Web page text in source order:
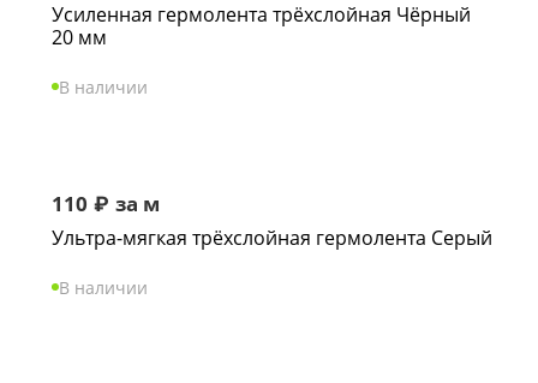
Усиленная гермолента трёхслойная Чёрный
20 мм
В наличии
110 ₽ за м
Ультра-мягкая трёхслойная гермолента Серый
В наличии